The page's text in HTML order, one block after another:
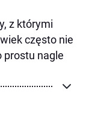
z którymi
często nie
prostu nagle